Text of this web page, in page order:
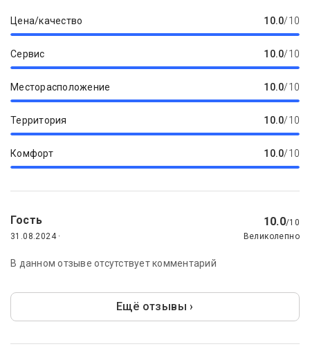
Цена/качество 10.0/10
Сервис 10.0/10
Месторасположение 10.0/10
Территория 10.0/10
Комфорт 10.0/10
Гость 10.0/10
31.08.2024 ·
Великолепно
В данном отзыве отсутствует комментарий
Ещё отзывы ›